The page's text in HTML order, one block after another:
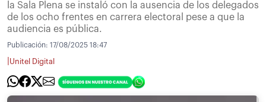
la Sala Plena se instaló con la ausencia de los delegados
de los ocho frentes en carrera electoral pese a que la
audiencia es pública.
Publicación: 17/08/2025 18:47
Unitel Digital